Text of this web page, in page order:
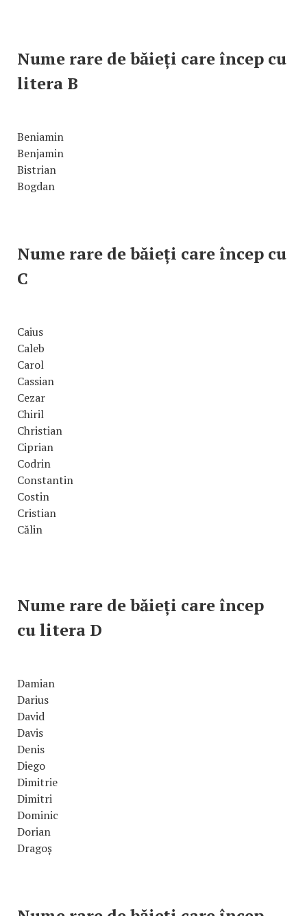
Nume rare de băieți care încep cu
litera B
Beniamin
Benjamin
Bistrian
Bogdan
Nume rare de băieți care încep cu
C
Caius
Caleb
Carol
Cassian
Cezar
Chiril
Christian
Ciprian
Codrin
Constantin
Costin
Cristian
Călin
Nume rare de băieți care încep
cu litera D
Damian
Darius
David
Davis
Denis
Diego
Dimitrie
Dimitri
Dominic
Dorian
Dragoș